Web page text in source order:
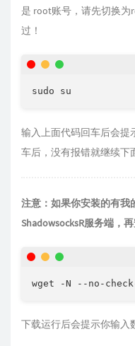
是 root账号，请先切换
过！
sudo su
输入上面代码回车后会提
车后，没有报错就继续下
注意：如果你安装的有我
ShadowsocksR服务端，
wget -N --no-
下载运行后会提示你输入